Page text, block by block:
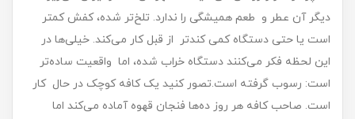
دیگر آن عطر و طعم همیشگی را ندارد. تلخ‌تر شده، کفش کمتر
است یا حتی دستگاه کمی کندتر از قبل کار می‌کند. خیلی‌ها در
این لحظه فکر می‌کنند دستگاه خراب شده، اما واقعیت ساده‌تر
است: رسوب گرفته است.تصور کنید یک کافه کوچک در حال کار
است. صاحب کافه هر روز ده‌ها فنجان قهوه آماده می‌کند اما